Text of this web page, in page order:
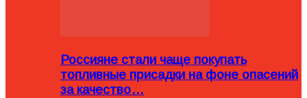
Россияне стали чаще покупать
топливные присадки на фоне опасений
за качество…